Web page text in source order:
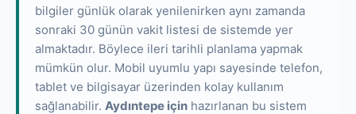
bilgiler günlük olarak yenilenirken aynı zamanda
sonraki 30 günün vakit listesi de sistemde yer
almaktadır. Böylece ileri tarihli planlama yapmak
mümkün olur. Mobil uyumlu yapı sayesinde telefon,
tablet ve bilgisayar üzerinden kolay kullanım
sağlanabilir. Aydıntepe için hazırlanan bu sistem